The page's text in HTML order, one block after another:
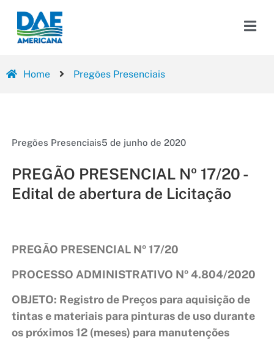
Home Pregões Presenciais
Pregões Presenciais5 de junho de 2020
PREGÃO PRESENCIAL Nº 17/20 -
Edital de abertura de Licitação
PREGÃO PRESENCIAL Nº 17/20
PROCESSO ADMINISTRATIVO Nº 4.804/2020
OBJETO: Registro de Preços para aquisição de
tintas e materiais para pinturas de uso durante
os próximos 12 (meses) para manutenções